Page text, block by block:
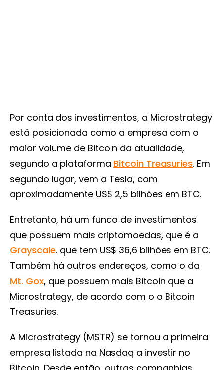
Por conta dos investimentos, a Microstrategy
está posicionada como a empresa com o
maior volume de Bitcoin da atualidade,
segundo a plataforma Bitcoin Treasuries. Em
segundo lugar, vem a Tesla, com
aproximadamente US$ 2,5 bilhões em BTC.
Entretanto, há um fundo de investimentos
que possuem mais criptomoedas, que é a
Grayscale, que tem US$ 36,6 bilhões em BTC.
Também há outros endereços, como o da
Mt. Gox, que possuem mais Bitcoin que a
Microstrategy, de acordo com o o Bitcoin
Treasuries.
A Microstrategy (MSTR) se tornou a primeira
empresa listada na Nasdaq a investir no